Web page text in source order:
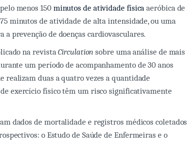
menos 150 minutos de atividade física aeróbica de
minutos de atividade de alta intensidade, ou uma
a prevenção de doenças cardiovasculares.
na revistaCirculation sobre uma análise de mais
um período de acompanhamento de 30 anos
realizam duas a quatro vezes a quantidade
exercício físico têm um risco significativamente
dados de mortalidade e registros médicos coletados
o Estudo de Saúde de Enfermeiras e o